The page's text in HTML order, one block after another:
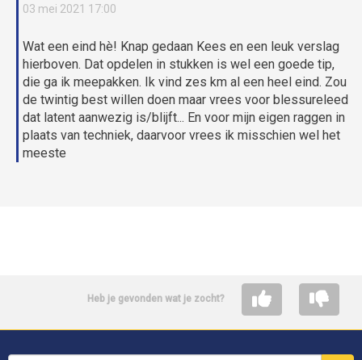
03 mei 2021 17:00
Wat een eind hè! Knap gedaan Kees en een leuk verslag
hierboven. Dat opdelen in stukken is wel een goede tip,
die ga ik meepakken. Ik vind zes km al een heel eind. Zou
de twintig best willen doen maar vrees voor blessureleed
dat latent aanwezig is/blijft... En voor mijn eigen raggen in
plaats van techniek, daarvoor vrees ik misschien wel het
meeste
Heb je gevonden wat je zocht?